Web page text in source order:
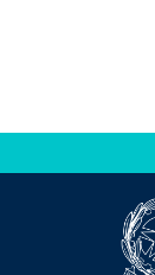
Valuta